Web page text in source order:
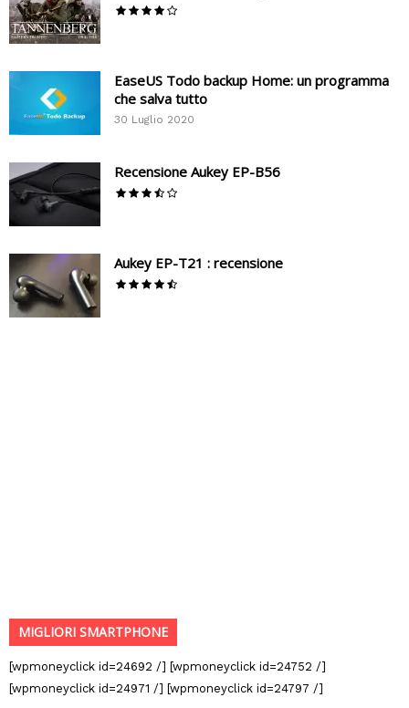
EaseUS Todo backup Home: un programma
che salva tutto
30 Luglio 2020
Recensione Aukey EP-B56
Aukey EP-T21 : recensione
MIGLIORI SMARTPHONE
[wpmoneyclick id=24692 /] [wpmoneyclick id=24752 /]
[wpmoneyclick id=24971 /] [wpmoneyclick id=24797 /]